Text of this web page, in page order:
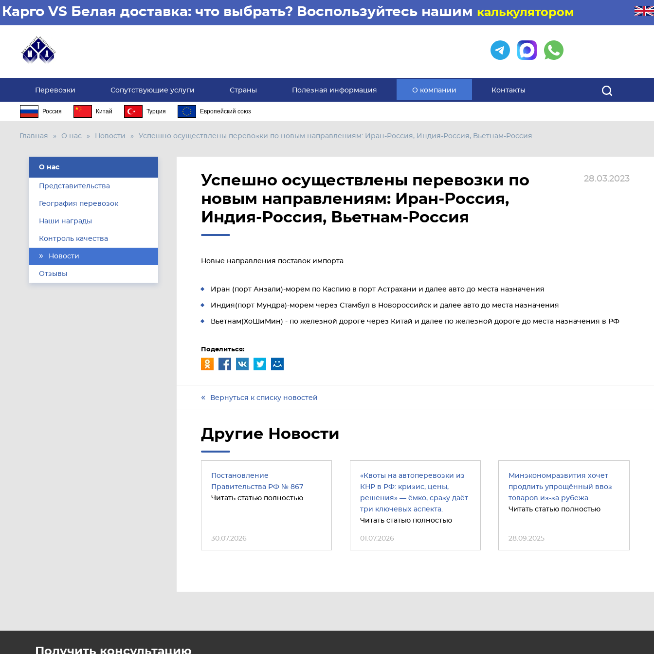
Карго VS Белая доставка: что выбрать? Воспользуйтесь нашим калькулятором
Перевозки Сопутствующие услуги Страны Полезная информация О компании Контакты
Россия Китай Турция Европейский союз
Главная О нас Новости Успешно осуществлены перевозки по новым направлениям: Иран-Россия, Индия-Россия, Вьетнам-Россия
О нас
Представительства
География перевозок
Наши награды
Контроль качества
Новости
Отзывы
Успешно осуществлены перевозки по
новым направлениям: Иран-Россия,
Индия-Россия, Вьетнам-Россия
28.03.2023
Новые направления поставок импорта
Иран (порт Анзали)-морем по Каспию в порт Астрахани и далее авто до места назначения
Индия(порт Мундра)-морем через Стамбул в Новороссийск и далее авто до места назначения
Вьетнам(ХоШиМин) - по железной дороге через Китай и далее по железной дороге до места назначения в РФ
Поделиться:
Вернуться к списку новостей
Другие Новости
Постановление
Правительства РФ № 867
Читать статью полностью
30.07.2026
«Квоты на автоперевозки из
КНР в РФ: кризис, цены,
решения» — ёмко, сразу даёт
три ключевых аспекта.
Читать статью полностью
01.07.2026
Минэкономразвития хочет
продлить упрощённый ввоз
товаров из-за рубежа
Читать статью полностью
28.09.2025
Получить консультацию